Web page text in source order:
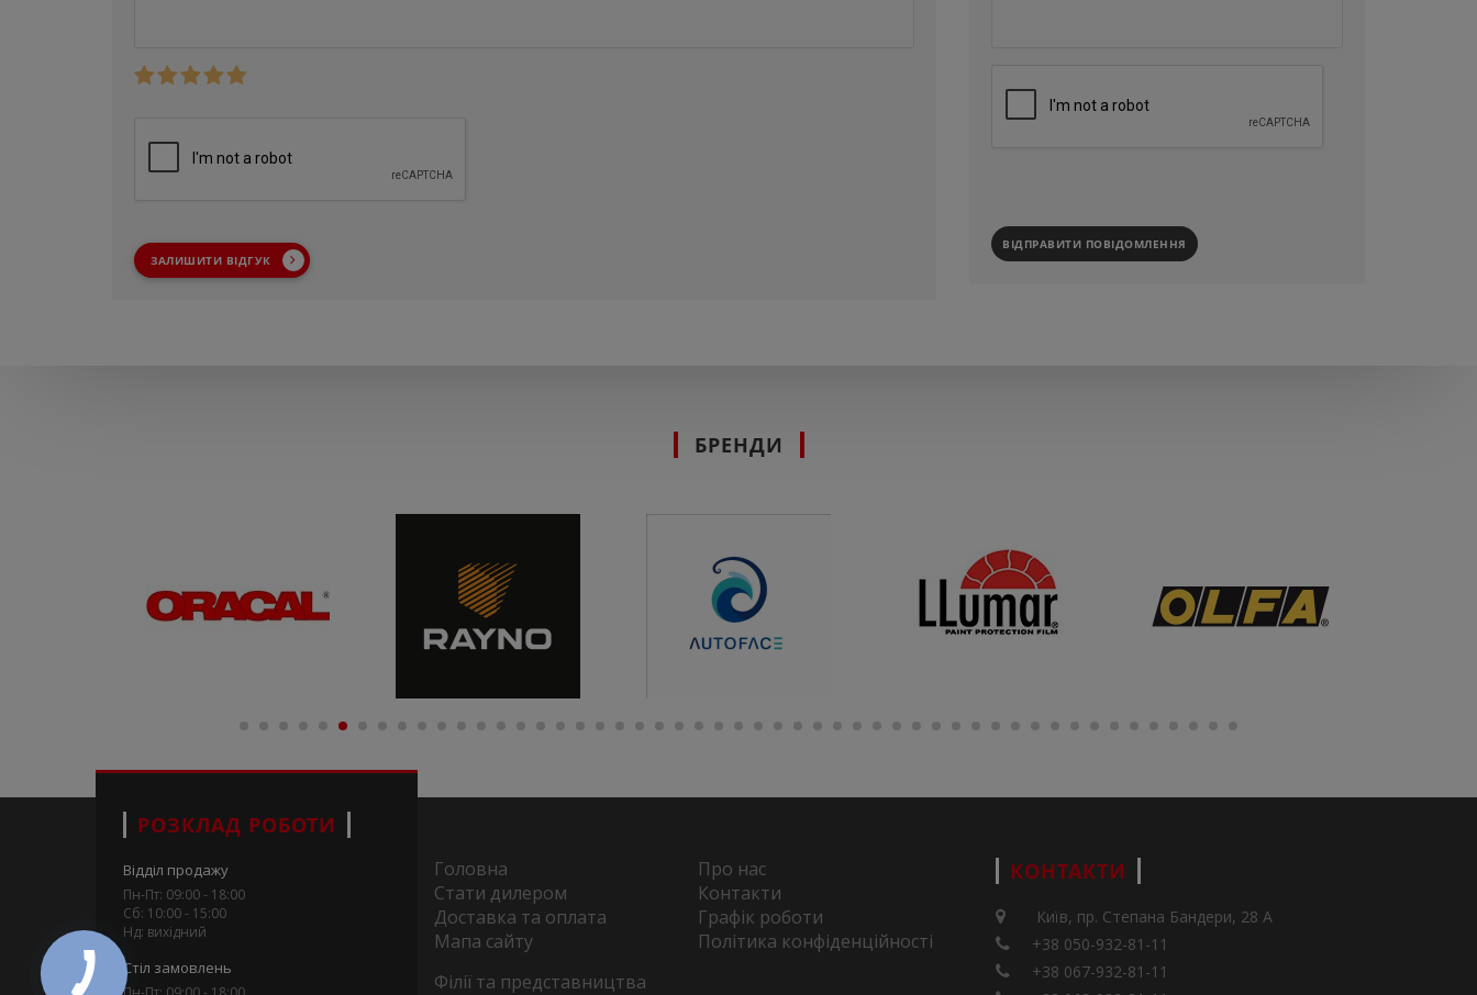
ЗАЛИШИТИ ВІДГУК
ВІДПРАВИТИ ПОВІДОМЛЕННЯ
БРЕНДИ
РОЗКЛАД РОБОТИ
Відділ продажу
Пн-Пт: 09:00 - 18:00
Сб: 10:00 - 15:00
Нд: вихідний
Стіл замовлень
Головна
Про нас
Стати дилером
Контакти
Доставка та оплата
Графік роботи
Мапа сайту
Політика конфіденційності
Філії та представництва
КОНТАКТИ
Київ, пр. Степана Бандери, 28 А
+38 050-932-81-11
+38 067-932-81-11